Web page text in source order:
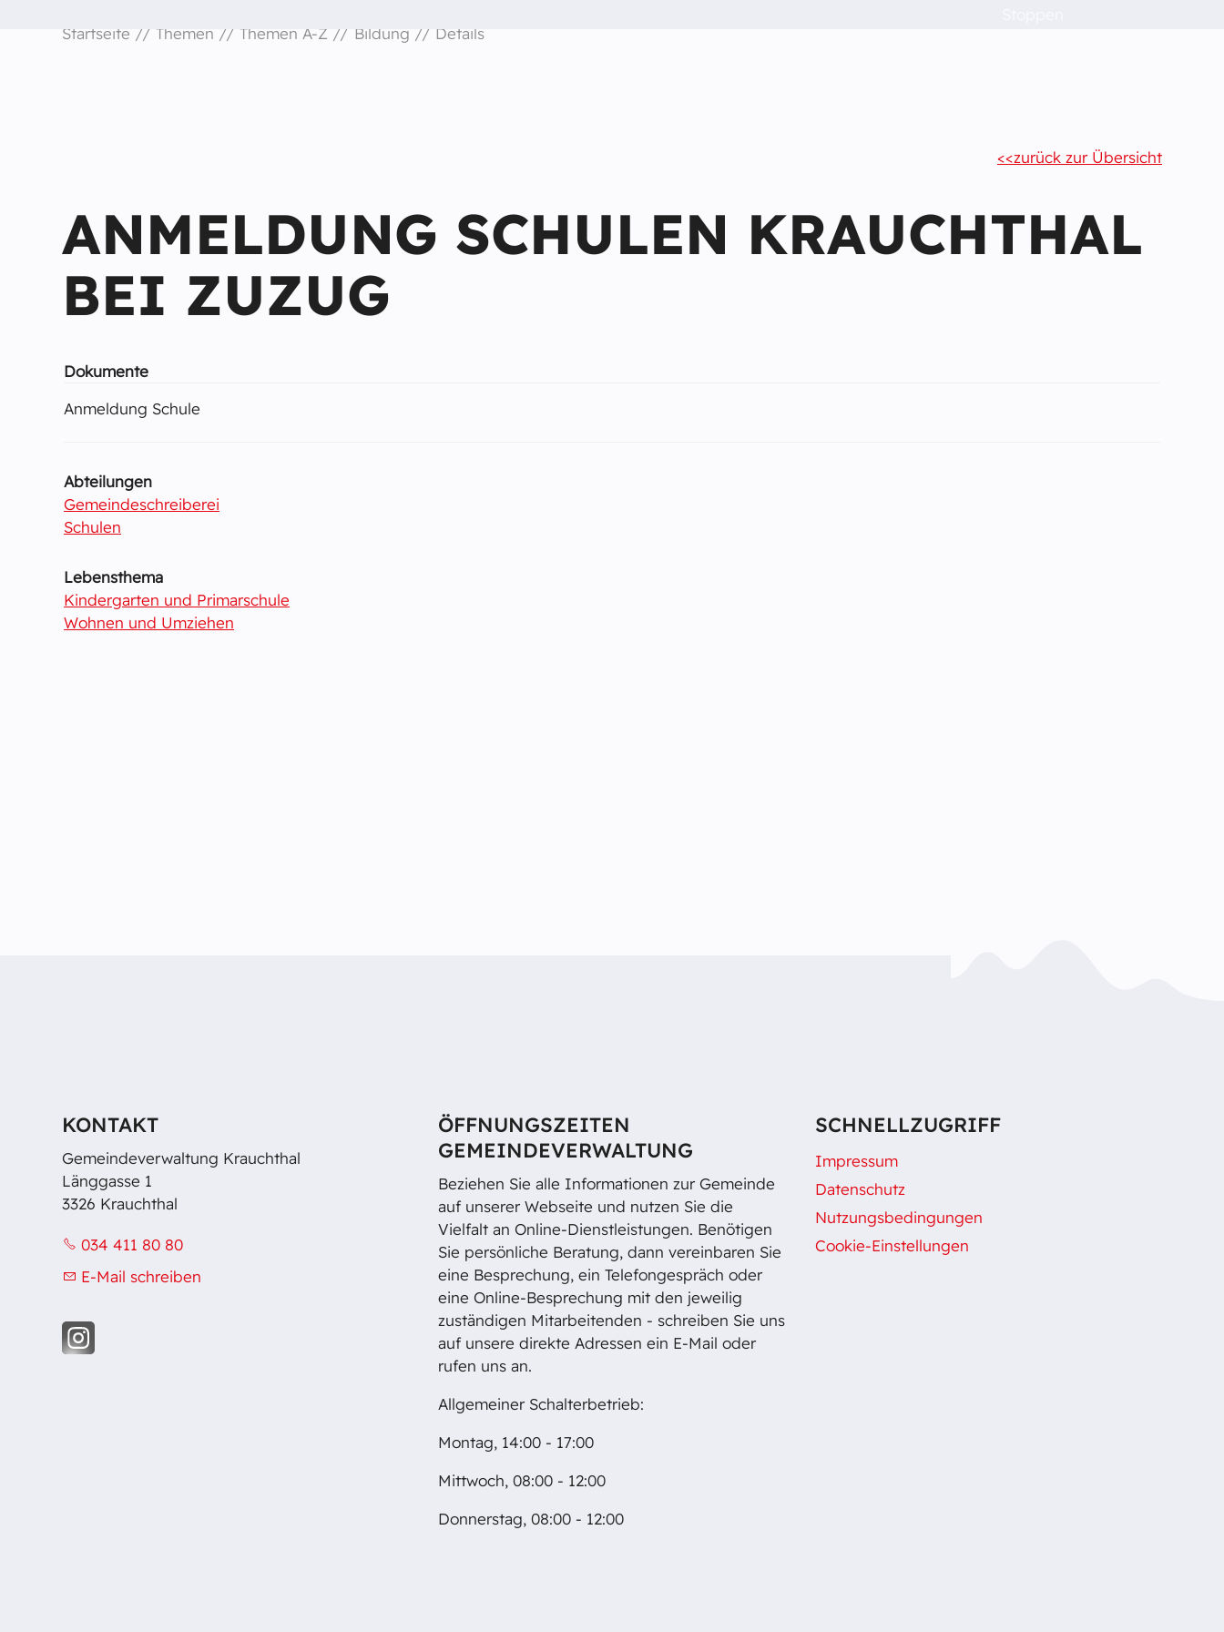
Startseite Themen Themen A-Z Bildung Details
zurück zur Übersicht
ANMELDUNG SCHULEN KRAUCHTHAL
BEI ZUZUG
Dokumente
Anmeldung Schule
Abteilungen
Gemeindeschreiberei
Schulen
Lebensthema
Kindergarten und Primarschule
Wohnen und Umziehen
KONTAKT
Gemeindeverwaltung Krauchthal
Länggasse 1
3326 Krauchthal
034 411 80 80
E-Mail schreiben
ÖFFNUNGSZEITEN
GEMEINDEVERWALTUNG
Beziehen Sie alle Informationen zur Gemeinde
auf unserer Webseite und nutzen Sie die
Vielfalt an Online-Dienstleistungen. Benötigen
Sie persönliche Beratung, dann vereinbaren Sie
eine Besprechung, ein Telefongespräch oder
eine Online-Besprechung mit den jeweilig
zuständigen Mitarbeitenden - schreiben Sie uns
auf unsere direkte Adressen ein E-Mail oder
rufen uns an.
Allgemeiner Schalterbetrieb:
Montag, 14:00 - 17:00
Mittwoch, 08:00 - 12:00
Donnerstag, 08:00 - 12:00
SCHNELLZUGRIFF
Impressum
Datenschutz
Nutzungsbedingungen
Cookie-Einstellungen